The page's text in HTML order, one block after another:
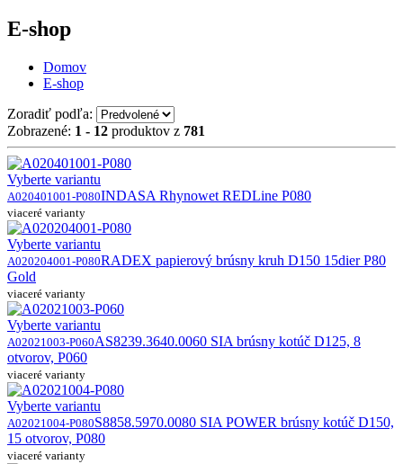
E-shop
Domov
E-shop
Zoradiť podľa:
Zobrazené: 1 - 12 produktov z 781
Vyberte variantu
A020401001-P080INDASA Rhynowet REDLine P080
viaceré varianty
Vyberte variantu
A020204001-P080RADEX papierový brúsny kruh D150 15dier P80
Gold
viaceré varianty
Vyberte variantu
A02021003-P060AS8239.3640.0060 SIA brúsny kotúč D125, 8
otvorov, P060
viaceré varianty
Vyberte variantu
A02021004-P080S8858.5970.0080 SIA POWER brúsny kotúč D150,
15 otvorov, P080
viaceré varianty